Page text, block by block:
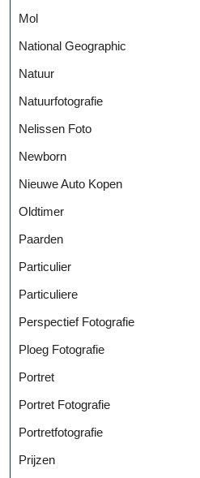
Mol
National Geographic
Natuur
Natuurfotografie
Nelissen Foto
Newborn
Nieuwe Auto Kopen
Oldtimer
Paarden
Particulier
Particuliere
Perspectief Fotografie
Ploeg Fotografie
Portret
Portret Fotografie
Portretfotografie
Prijzen